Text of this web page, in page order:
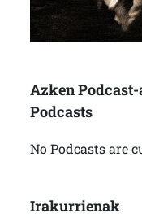
Azken
Podcasts
No Podcasts are
Irakurrienak